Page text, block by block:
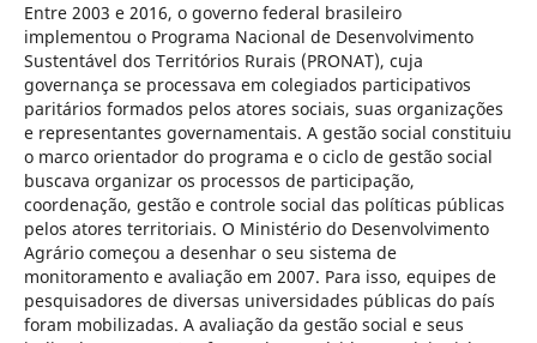
Entre 2003 e 2016, o governo federal brasileiro
implementou o Programa Nacional de Desenvolvimento
Sustentável dos Territórios Rurais (PRONAT), cuja
governança se processava em colegiados participativos
paritários formados pelos atores sociais, suas organizações
e representantes governamentais. A gestão social constituiu
o marco orientador do programa e o ciclo de gestão social
buscava organizar os processos de participação,
coordenação, gestão e controle social das políticas públicas
pelos atores territoriais. O Ministério do Desenvolvimento
Agrário começou a desenhar o seu sistema de
monitoramento e avaliação em 2007. Para isso, equipes de
pesquisadores de diversas universidades públicas do país
foram mobilizadas. A avaliação da gestão social e seus